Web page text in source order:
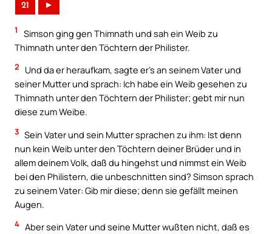
21 ►
1
Simson ging gen Thimnath und sah ein Weib zu
Thimnath unter den Töchtern der Philister.
2
Und da er heraufkam, sagte er’s an seinem Vater und
seiner Mutter und sprach: Ich habe ein Weib gesehen zu
Thimnath unter den Töchtern der Philister; gebt mir nun
diese zum Weibe.
3 Sein Vater und sein Mutter sprachen zu ihm: Ist denn
nun kein Weib unter den Töchtern deiner Brüder und in
allem deinem Volk, daß du hingehst und nimmst ein Weib
bei den Philistern, die unbeschnitten sind? Simson sprach
zu seinem Vater: Gib mir diese; denn sie gefällt meinen
Augen.
4 Aber sein Vater und seine Mutter wußten nicht, daß es